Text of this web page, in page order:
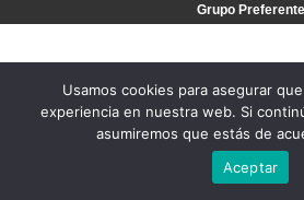
Usamos cookies para asegurar
experiencia en nuestra web. Si
asumiremos que estás de
Aceptar
Grupo Preferente